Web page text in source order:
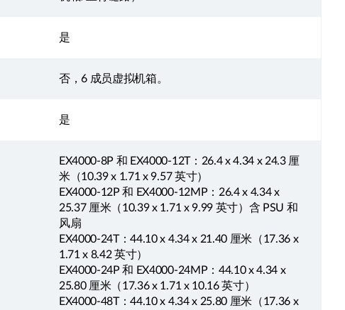
是
否，6 成员虚拟机箱。
是
EX4000-8P 和 EX4000-12T：26.4 x 4.34 x 24.3 厘
米（10.39 x 1.71 x 9.57 英寸）
EX4000-12P 和 EX4000-12MP：26.4 x 4.34 x
25.37 厘米（10.39 x 1.71 x 9.99 英寸）含 PSU 和
风扇
EX4000-24T：44.10 x 4.34 x 21.40 厘米（17.36 x
1.71 x 8.42 英寸）
EX4000-24P 和 EX4000-24MP：44.10 x 4.34 x
25.80 厘米（17.36 x 1.71 x 10.16 英寸）
EX4000-48T：44.10 x 4.34 x 25.80 厘米（17.36 x